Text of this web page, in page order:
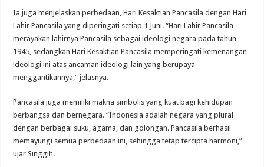
Ia juga menjelaskan perbedaan, Hari Kesaktian Pancasila dengan Hari
Lahir Pancasila yang diperingati setiap 1 Juni. “Hari Lahir Pancasila
merayakan lahirnya Pancasila sebagai ideologi negara pada tahun
1945, sedangkan Hari Kesaktian Pancasila memperingati kemenangan
ideologi ini atas ancaman ideologi lain yang berupaya
menggantikannya,” jelasnya.
Pancasila juga memiliki makna simbolis yang kuat bagi kehidupan
berbangsa dan bernegara. “Indonesia adalah negara yang plural
dengan berbagai suku, agama, dan golongan. Pancasila berhasil
memayungi semua perbedaan ini, sehingga tetap tercipta harmoni,”
ujar Singgih.